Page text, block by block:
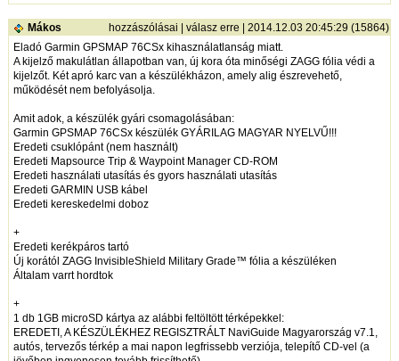
Mákos hozzászólásai válasz erre | 2014.12.03 20:45:29 (15864)
Eladó Garmin GPSMAP 76CSx kihasználatlanság miatt.
A kijelző makulátlan állapotban van, új kora óta minőségi ZAGG fólia védi a
kijelzőt. Két apró karc van a készülékházon, amely alig észrevehető,
működését nem befolyásolja.
Amit adok, a készülék gyári csomagolásában:
Garmin GPSMAP 76CSx készülék GYÁRILAG MAGYAR NYELVŰ!!!
Eredeti csuklópánt (nem használt)
Eredeti Mapsource Trip & Waypoint Manager CD-ROM
Eredeti használati utasítás és gyors használati utasítás
Eredeti GARMIN USB kábel
Eredeti kereskedelmi doboz
+
Eredeti kerékpáros tartó
Új korától ZAGG InvisibleShield Military Grade™ fólia a készüléken
Általam varrt hordtok
+
1 db 1GB microSD kártya az alábbi feltöltött térképekkel:
EREDETI, A KÉSZÜLÉKHEZ REGISZTRÁLT NaviGuide Magyarország v7.1,
autós, tervezős térkép a mai napon legfrissebb verziója, telepítő CD-vel (a